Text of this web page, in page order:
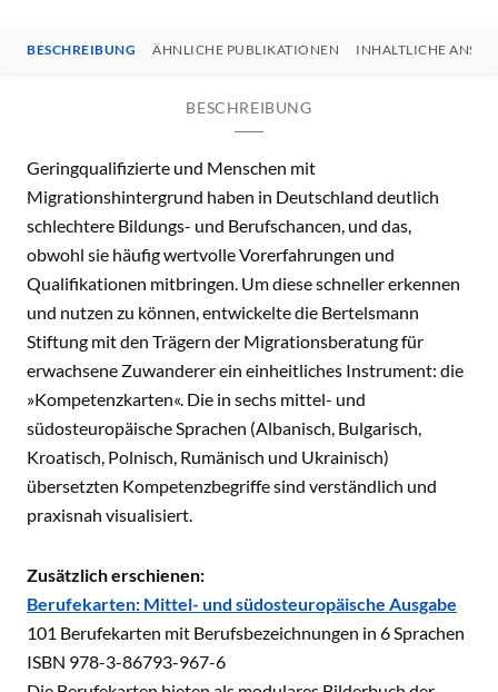
BESCHREIBUNG ÄHNLICHE PUBLIKATIONEN INHALTLICHE
BESCHREIBUNG
Geringqualifizierte und Menschen mit
Migrationshintergrund haben in Deutschland deutlich
schlechtere Bildungs- und Berufschancen, und das,
obwohl sie häufig wertvolle Vorerfahrungen und
Qualifikationen mitbringen. Um diese schneller erkennen
und nutzen zu können, entwickelte die Bertelsmann
Stiftung mit den Trägern der Migrationsberatung für
erwachsene Zuwanderer ein einheitliches Instrument: die
»Kompetenzkarten«. Die in sechs mittel- und
südosteuropäische Sprachen (Albanisch, Bulgarisch,
Kroatisch, Polnisch, Rumänisch und Ukrainisch)
übersetzten Kompetenzbegriffe sind verständlich und
praxisnah visualisiert.
Zusätzlich erschienen:
Berufekarten: Mittel- und südosteuropäische Ausgabe
101 Berufekarten mit Berufsbezeichnungen in 6 Sprachen
ISBN 978-3-86793-967-6